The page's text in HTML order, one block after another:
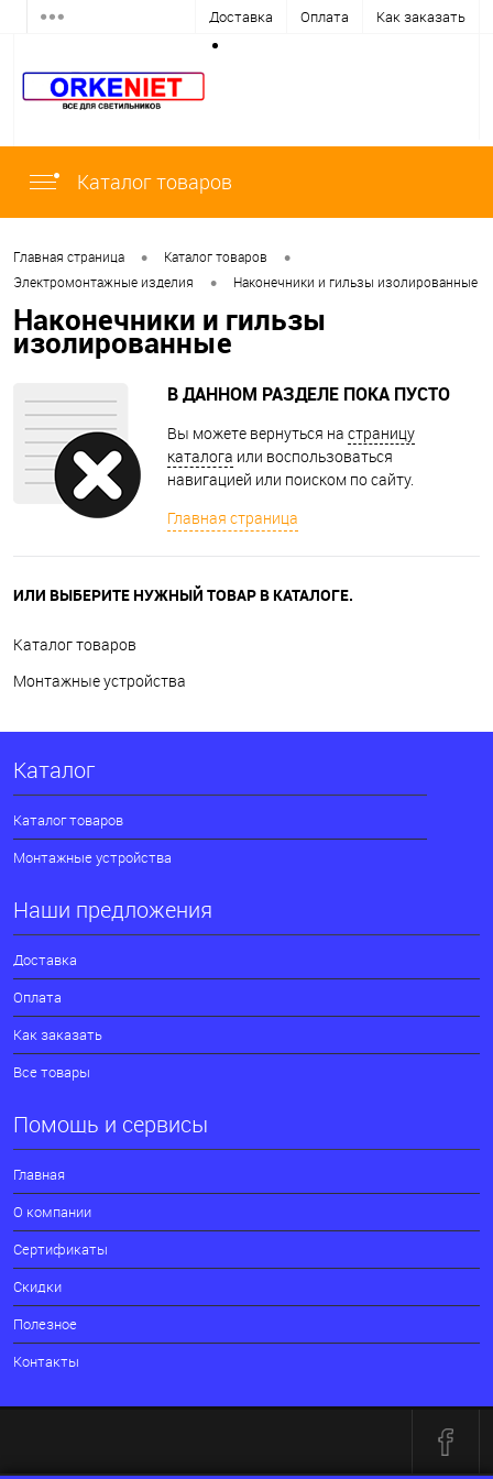
Доставка Оплата Как заказать
Каталог товаров
Главная страница • Каталог товаров •
Электромонтажные изделия • Наконечники и гильзы изолированные
Наконечники и гильзы
изолированные
В ДАННОМ РАЗДЕЛЕ ПОКА ПУСТО
Вы можете вернуться на страницу
каталога или воспользоваться
навигацией или поиском по сайту.
Главная страница
ИЛИ ВЫБЕРИТЕ НУЖНЫЙ ТОВАР В КАТАЛОГЕ.
Каталог товаров
Монтажные устройства
Каталог
Каталог товаров
Монтажные устройства
Наши предложения
Доставка
Оплата
Как заказать
Все товары
Помощь и сервисы
Главная
О компании
Сертификаты
Скидки
Полезное
Контакты